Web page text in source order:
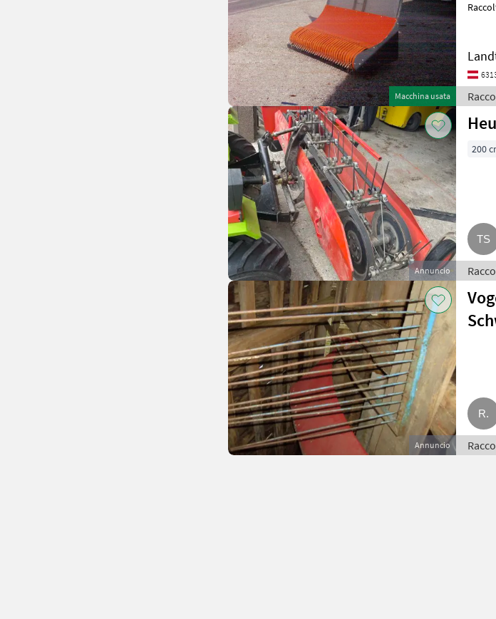
Macchina usata
Annuncio
200
Annuncio